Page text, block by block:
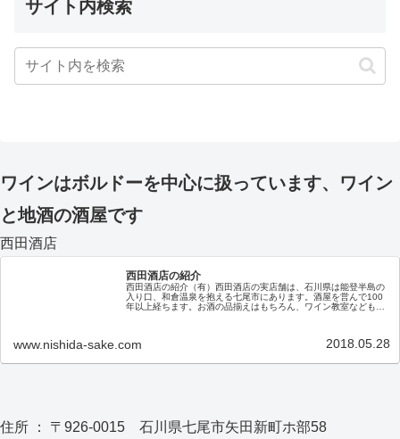
サイト内検索
ワインはボルドーを中心に扱っています、ワイン
と地酒の酒屋です
西田酒店
西田酒店の紹介
西田酒店の紹介（有）西田酒店の実店舗は、石川県は能登半島の
入り口、和倉温泉を抱える七尾市にあります。酒屋を営んで100
年以上経ちます。お酒の品揃えはもちろん、ワイン教室なども随
www.nishida-sake.com 2018.05.28
住所 ： 〒926-0015 石川県七尾市矢田新町ホ部58